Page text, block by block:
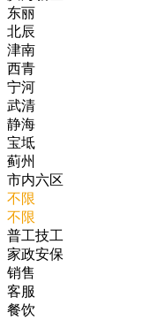
东丽
北辰
津南
西青
宁河
武清
静海
宝坻
蓟州
市内六区
不限
不限
普工技工
家政安保
销售
客服
餐饮